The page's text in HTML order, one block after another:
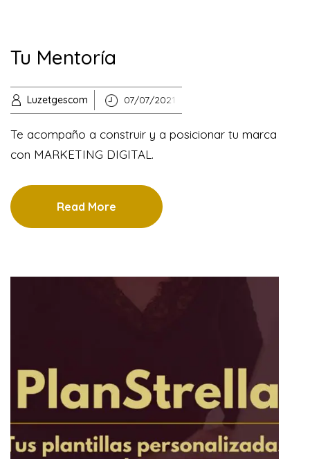
Tu Mentoría
Luzetgescom 07/07/2021
Te acompaño a construir y a posicionar tu marca
con MARKETING DIGITAL.
Read More